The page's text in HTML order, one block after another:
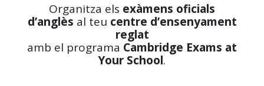
Organitza els exàmens oficials
d’anglès al teu centre d’ensenyament
reglat
amb el programa Cambridge Exams at
Your School.